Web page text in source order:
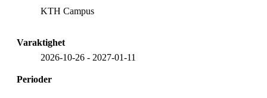
KTH Campus
Varaktighet
2026-10-26 - 2027-01-11
Perioder